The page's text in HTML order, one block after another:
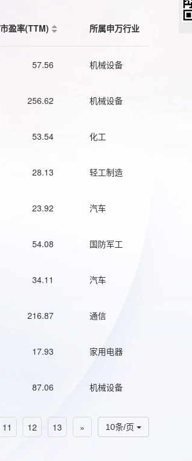
市盈率(TTM) 所属申万行业
57.56 机械设备
256.62 机械设备
53.54 化工
28.13 轻工制造
23.92 汽车
54.08 国防军工
34.11 汽车
216.87 通信
17.93 家用电器
87.06 机械设备
10条/页
11 12 13 »